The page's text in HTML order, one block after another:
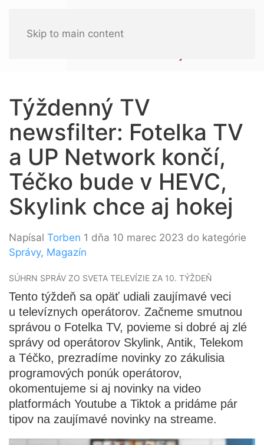
Skip to main content
Týždenný TV
newsfilter: Fotelka TV
a UP Network končí,
Téčko bude v HEVC,
Skylink chce aj hokej
Napísal Torben 1 dňa 10 marec 2023 do kategórie
Správy, Magazín
SÚHRN SPRÁV ZO SVETA TELEVÍZIE ZA 10. TÝŽDEŇ
Tento týždeň sa opäť udiali zaujímavé veci
u televíznych operátorov. Začneme smutnou
správou o Fotelka TV, povieme si dobré aj zlé
správy od operátorov Skylink, Antik, Telekom
a Téčko, prezradíme novinky zo zákulisia
programových ponúk operátorov,
okomentujeme si aj novinky na video
platformách Youtube a Tiktok a pridáme pár
tipov na zaujímavé novinky na streame.